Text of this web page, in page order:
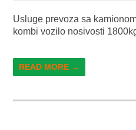
Usluge prevoza sa
kombi vozilo nosivosti
READ MORE →